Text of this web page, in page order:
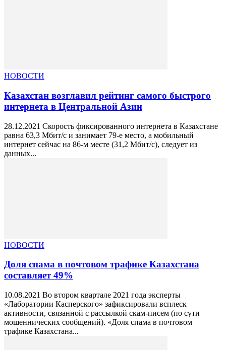
НОВОСТИ
Казахстан возглавил рейтинг самого быстрого
интернета в Центральной Азии
28.12.2021 Скорость фиксированного интернета в Казахстане
равна 63,3 Мбит/с и занимает 79-е место, а мобильный
интернет сейчас на 86-м месте (31,2 Мбит/с), следует из
данных...
НОВОСТИ
Доля спама в почтовом трафике Казахстана
составляет 49%
10.08.2021 Во втором квартале 2021 года эксперты
«Лаборатории Касперского» зафиксировали всплеск
активности, связанной с рассылкой скам-писем (по сути
мошеннических сообщений). «Доля спама в почтовом
трафике Казахстана...